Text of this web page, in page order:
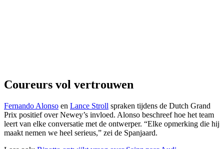
Coureurs vol vertrouwen
Fernando Alonso en Lance Stroll spraken tijdens de Dutch Grand
Prix positief over Newey’s invloed. Alonso beschreef hoe het team
leert van elke conversatie met de ontwerper. “Elke opmerking die hij
maakt nemen we heel serieus,” zei de Spanjaard.